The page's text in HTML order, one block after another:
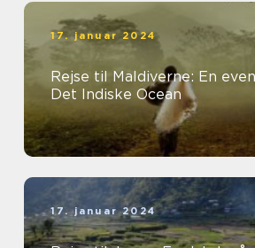
17. januar 2024
Rejse til Maldiverne: En
Det Indiske Ocean
17. januar 2024